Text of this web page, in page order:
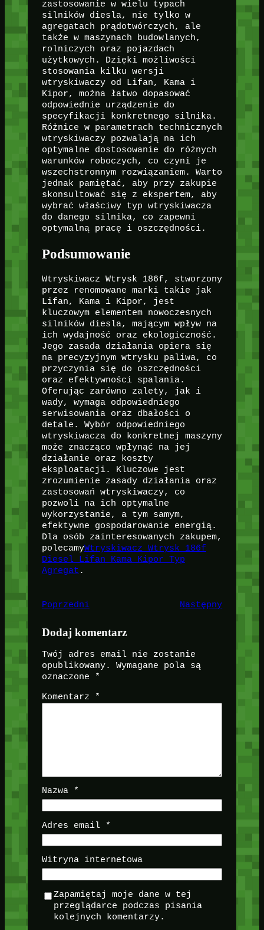
zastosowanie w wielu typach
silników diesla, nie tylko w
agregatach prądotwórczych, ale
także w maszynach budowlanych,
rolniczych oraz pojazdach
użytkowych. Dzięki możliwości
stosowania kilku wersji
wtryskiwaczy od Lifan, Kama i
Kipor, można łatwo dopasować
odpowiednie urządzenie do
specyfikacji konkretnego silnika.
Różnice w parametrach technicznych
wtryskiwaczy pozwalają na ich
optymalne dostosowanie do różnych
warunków roboczych, co czyni je
wszechstronnym rozwiązaniem. Warto
jednak pamiętać, aby przy zakupie
skonsultować się z ekspertem, aby
wybrać właściwy typ wtryskiwacza
do danego silnika, co zapewni
optymalną pracę i oszczędności.
Podsumowanie
Wtryskiwacz Wtrysk 186f, stworzony
przez renomowane marki takie jak
Lifan, Kama i Kipor, jest
kluczowym elementem nowoczesnych
silników diesla, mającym wpływ na
ich wydajność oraz ekologiczność.
Jego zasada działania opiera się
na precyzyjnym wtrysku paliwa, co
przyczynia się do oszczędności
oraz efektywności spalania.
Oferując zarówno zalety, jak i
wady, wymaga odpowiedniego
serwisowania oraz dbałości o
detale. Wybór odpowiedniego
wtryskiwacza do konkretnej maszyny
może znacząco wpłynąć na jej
działanie oraz koszty
eksploatacji. Kluczowe jest
zrozumienie zasady działania oraz
zastosowań wtryskiwaczy, co
pozwoli na ich optymalne
wykorzystanie, a tym samym,
efektywne gospodarowanie energią.
Dla osób zainteresowanych zakupem,
polecamyWtryskiwacz Wtrysk 186f
Diesel Lifan Kama Kipor Typ
Agregat .
Poprzedni Następny
Dodaj komentarz
Twój adres email nie zostanie
opublikowany.
Wymagane pola są
oznaczone
*
Komentarz *
Nazwa *
Adres email *
Witryna internetowa
Zapamiętaj moje dane w tej
przeglądarce podczas pisania
kolejnych komentarzy.